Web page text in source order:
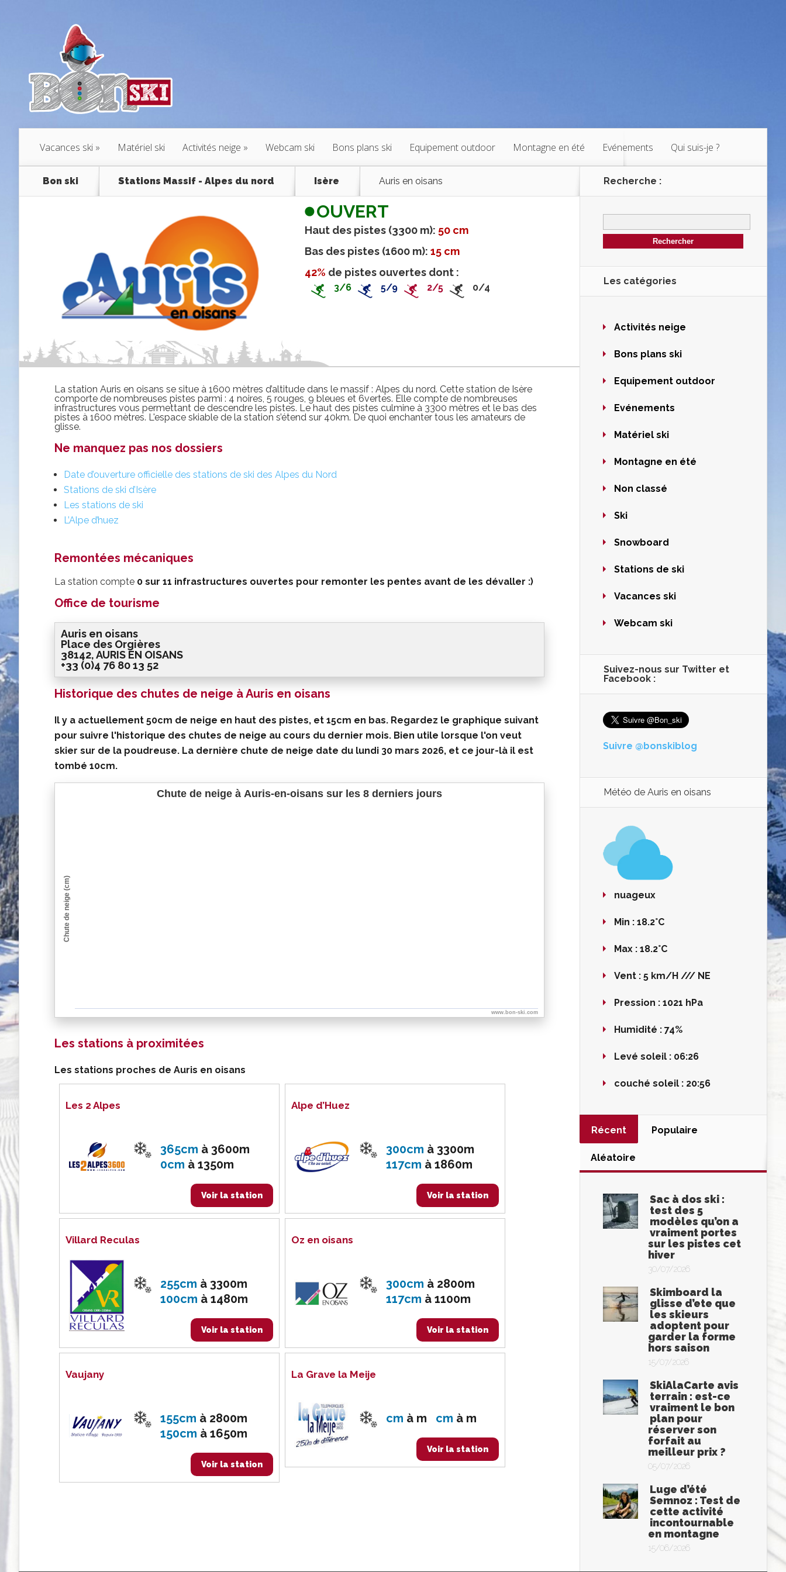
Vacances ski Matériel ski Activités neige Webcam ski Bons plans ski Equipement outdoor Montagne en été Evénements Qui suis-je ?
Bon ski Stations Massif - Alpes du nord Isère Auris en oisans
OUVERT
Haut des pistes (3300 m): 50 cm
Bas des pistes (1600 m):15 cm
42% de pistes ouvertes dont :
3/6 5/9 2/5 0/4
La station Auris en oisans se situe à 1600 mètres d’altitude dans le massif : Alpes du nord. Cette station de Isère
comporte de nombreuses pistes parmi : 4 noires, 5 rouges, 9 bleues et 6vertes. Elle compte de nombreuses
infrastructures vous permettant de descendre les pistes. Le haut des pistes culmine à 3300 mètres et le bas des
pistes à 1600 mètres. L'espace skiable de la station s’étend sur 40km. De quoi enchanter tous les amateurs de
glisse.
Ne manquez pas nos dossiers
Date d’ouverture officielle des stations de ski des Alpes du Nord
Stations de ski d’Isère
Les stations de ski
L’Alpe d’huez
Remontées mécaniques
La station compte 0 sur 11 infrastructures ouvertes pour remonter les pentes avant de les dévaller :)
Office de tourisme
Auris en oisans
Place des Orgières
38142, AURIS EN OISANS
+33 (0)4 76 80 13 52
Historique des chutes de neige à Auris en oisans
Il y a actuellement 50cm de neige en haut des pistes, et 15cm en bas. Regardez le graphique suivant
pour suivre l'historique des chutes de neige au cours du dernier mois. Bien utile lorsque l'on veut
skier sur de la poudreuse. La dernière chute de neige date du lundi 30 mars 2026, et ce jour-là il est
tombé 10cm.
Chute de neige (cm)
Chute de neige à Auris-en-oisans sur les 8 derniers jours
www.bon-ski.com
Les stations à proximitées
Les stations proches de Auris en oisans
Les 2 Alpes
365cm à 3600m
0cm à1350m
Voir la station
Alpe d’Huez
300cm à 3300m
117cm à 1860m
Voir la station
Villard Reculas
255cm à 3300m
100cm à1480m
Voir la station
Oz en oisans
300cm à 2800m
117cm à 1100m
Voir la station
Vaujany
155cm à 2800m
150cm à1650m
Voir la station
La Grave la Meije
cm à m cm à m
Voir la station
Recherche :
Les catégories
Activités neige
Bons plans ski
Equipement outdoor
Evénements
Matériel ski
Montagne en été
Non classé
Ski
Snowboard
Stations de ski
Vacances ski
Webcam ski
Suivez-nous sur Twitter et
Facebook :
Suivre @bonskiblog
Météo de Auris en oisans
nuageux
Min : 18.2°C
Max : 18.2°C
Vent : 5 km/H /// NE
Pression : 1021 hPa
Humidité : 74%
Levé soleil : 06:26
couché soleil : 20:56
Récent Populaire
Aléatoire
Sac à dos ski :
test des 5
modèles qu’on a
vraiment portes
sur les pistes cet
hiver
30/07/2026
Skimboard la
glisse d’ete que
les skieurs
adoptent pour
garder la forme
hors saison
15/07/2026
SkiAlaCarte avis
terrain : est-ce
vraiment le bon
plan pour
réserver son
forfait au
meilleur prix ?
05/07/2026
Luge d’été
Semnoz : Test de
cette activité
incontournable
en montagne
15/06/2026